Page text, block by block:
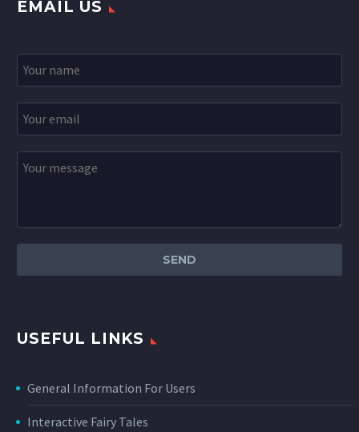
EMAIL US
USEFUL LINKS
General Information For Users
Interactive Fairy Tales